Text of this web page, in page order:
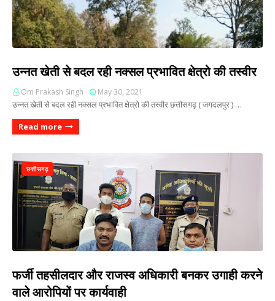
उन्नत खेती से बदल रही नक्सल प्रभावित क्षेत्रो की तस्वीर
Om Prakash Singh May 30, 2021
उन्नत खेती से बदल रही नक्सल प्रभावित क्षेत्रो की तस्वीर छत्तीसगढ़ ( जगदलपुर ) …
Read more
छत्तीसगढ़
फर्जी तहसीलदार और राजस्व अधिकारी बनकर उगाही करने
वाले आरोपियों पर कार्यवाही